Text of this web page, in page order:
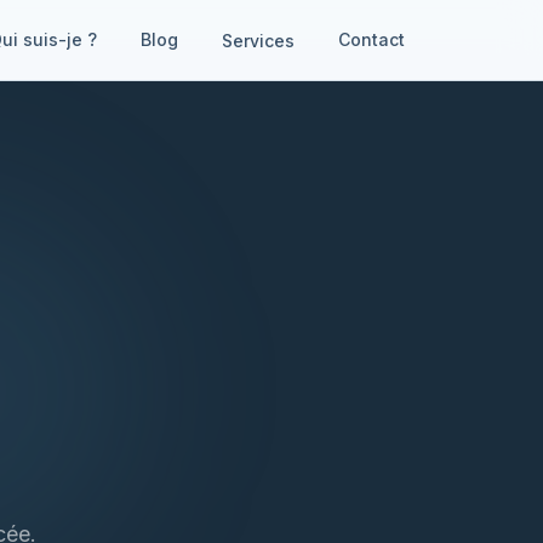
suis-je ? Blog Services Contact